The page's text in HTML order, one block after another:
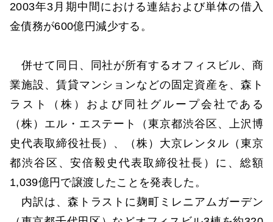
2003年3月期中間における連結および単体の借入
金債務が600億円減少する。
併せて同日、同社が所有するオフィスビル、商
業施設、賃貸マンションなどの固定資産を、森ト
ラスト（株）および同社グループ会社である
（株）エル・エステート（東京都渋谷区、上沢博
史代表取締役社長）、（株）大京レンタル（東京
都渋谷区、安倍毅史代表取締役社長）に、総額
1,039億円で譲渡したことを発表した。
内訳は、森トラストに麹町ミレニアムガーデン